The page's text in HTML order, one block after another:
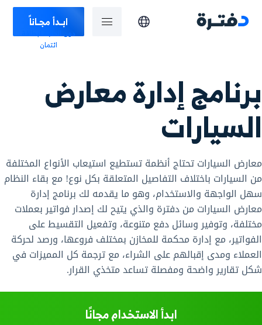
ابـدأ مجـاناً
دون الحاجة لبطاقة
ائتمان
برنامج إدارة معارض
السيارات
معارض السيارات تحتاج أنظمة تستطيع استيعاب الأنواع المختلفة
من السيارات باختلاف التفاصيل المتعلقة بكل نوع! مع بقاء النظام
سهل الواجهة والاستخدام، وهو ما يقدمه لك برنامج إدارة
معارض السيارات من دفترة والذي يتيح لك إصدار فواتير بعملات
مختلفة، وتوفير وسائل دفع متنوعة، وتفعيل التقسيط على
الفواتير، مع إدارة محكمة للمخازن بمختلف فروعها، ورصد لحركة
العملاء ومدى إقبالهم على الشراء، مع ترجمة كل المميزات في
شكل تقارير واضحة ومفصلة تساعد متخذي القرار.
ابدأ الاستخدام مجانًا